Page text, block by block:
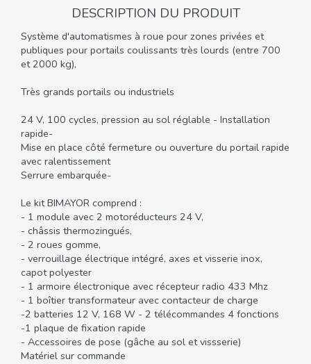
DESCRIPTION DU PRODUIT
Système d'automatismes à roue pour zones privées et
publiques pour portails coulissants très lourds (entre 700
et 2000 kg),
Très grands portails ou industriels
24 V, 100 cycles, pression au sol réglable - Installation
rapide-
Mise en place côté fermeture ou ouverture du portail rapide
avec ralentissement
Serrure embarquée-
Le kit BIMAYOR comprend :
- 1 module avec 2 motoréducteurs 24 V,
- châssis thermozingués,
- 2 roues gomme,
- verrouillage électrique intégré, axes et visserie inox,
capot polyester
- 1 armoire électronique avec récepteur radio 433 Mhz
- 1 boîtier transformateur avec contacteur de charge
-2 batteries 12 V, 168 W - 2 télécommandes 4 fonctions
-1 plaque de fixation rapide
- Accessoires de pose (gâche au sol et vissserie)
Matériel sur commande